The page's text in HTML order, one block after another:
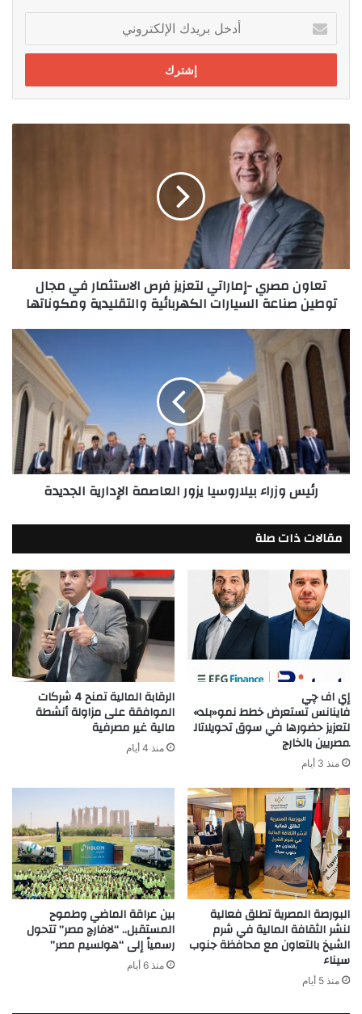
بريدك
الإلكتروني
الاستثمار
توطين
صناعة
السيارات
والتقليدية
ومكوناتها
تعاون مصري -إماراتي لتعزيز فرص الاستثمار في مجال
توطين صناعة السيارات الكهربائية والتقليدية ومكوناتها
رئيس
وزراء
بيلاروسيا
يزور
العاصمة
الإدارية
الجديدة
رئيس وزراء بيلاروسيا يزور العاصمة الإدارية الجديدة
مقالات ذات صلة
إي اف چي
فاينانس تستعرض خطط نمو«بلد»
لتعزيز حضورها في سوق تحويلاتال
مصريين بالخارج
منذ 3 أيام
الرقابة المالية تمنح 4 شركات
الموافقة على مزاولة أنشطة
مالية غير مصرفية
منذ 4 أيام
البورصة المصرية تطلق فعالية
لنشر الثقافة المالية في شرم
الشيخ بالتعاون مع محافظة جنوب
سيناء
منذ 5 أيام
بين عراقة الماضي وطموح
المستقبل.. “لافارچ مصر” تتحول
رسمياً إلى “هولسيم مصر”
منذ 6 أيام